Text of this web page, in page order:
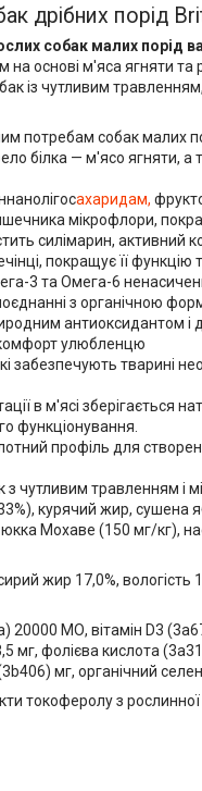
дрібних порід
собак малих порід
на основі м'яса ягняти
із чутливим
потребам собак малих
білка — м'ясо ягняти, а
ахаридам,
мікрофлори,
силімарин, активний
покращує її функцію
3 та Омега-6
з органічною
антиоксидантом і
комфорт улюбленцю
забезпечують тварині
в м'ясі зберігається
функціонування.
профіль для
чутливим травленням і
курячий жир, сушена
Мохаве (150 мг/кг),
жир 17,0%,
20000 МО, вітамін D3
мг, фолієва кислота
мг, органічний
токоферолу з